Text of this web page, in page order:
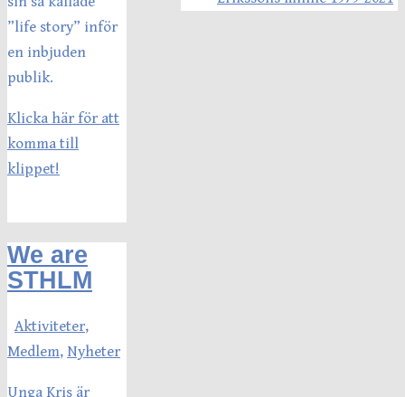
”life story” inför
en inbjuden
publik.
Klicka här för att
komma till
klippet!
We are
STHLM
Aktiviteter,
Medlem, Nyheter
Unga Kris är